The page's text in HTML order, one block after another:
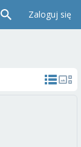
Zaloguj się